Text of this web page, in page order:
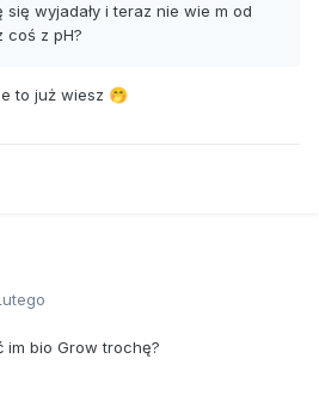
wyjadały i teraz nie wie m od
coś z pH?
to już wiesz 🤭
im bio Grow trochę?